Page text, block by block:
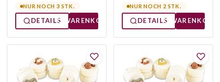
NUR NOCH 3 STK.
DETAILS WARENKORB
NUR NOCH 2 STK.
DETAILS WARENKORB